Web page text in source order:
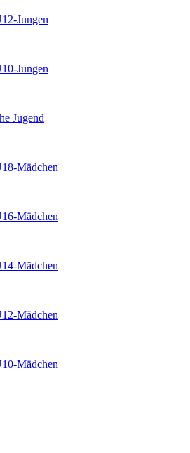
Jungen
Jungen
Jugend
Mädchen
Mädchen
Mädchen
Mädchen
Mädchen